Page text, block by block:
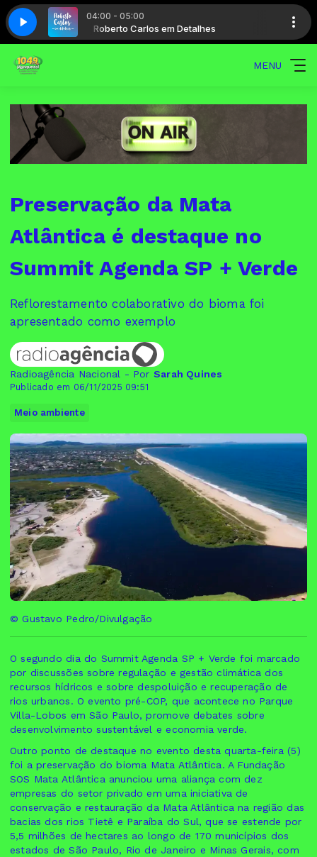
04:00 - 05:00
Roberto Carlos em Detalhes
MENU
Preservação da Mata
Atlântica é destaque no
Summit Agenda SP + Verde
Reflorestamento colaborativo do bioma foi
apresentado como exemplo
Radioagência Nacional - Por Sarah Quines
Publicado em 06/11/2025 09:51
Meio ambiente
© Gustavo Pedro/Divulgação
O segundo dia do Summit Agenda SP + Verde foi marcado
por discussões sobre regulação e gestão climática dos
recursos hídricos e sobre despoluição e recuperação de
rios urbanos. O evento pré-COP, que acontece no Parque
Villa-Lobos em São Paulo, promove debates sobre
desenvolvimento sustentável e economia verde.
Outro ponto de destaque no evento desta quarta-feira (5)
foi a preservação do bioma Mata Atlântica. A Fundação
SOS Mata Atlântica anunciou uma aliança com dez
empresas do setor privado em uma iniciativa de
conservação e restauração da Mata Atlântica na região das
bacias dos rios Tietê e Paraíba do Sul, que se estende por
5,5 milhões de hectares ao longo de 170 municípios dos
estados de São Paulo, Rio de Janeiro e Minas Gerais, com